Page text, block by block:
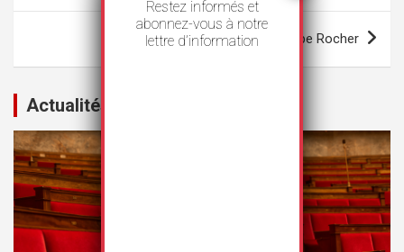
Groupe Rocher
Actualités
Restez informés et
abonnez-vous à notre
lettre d’information